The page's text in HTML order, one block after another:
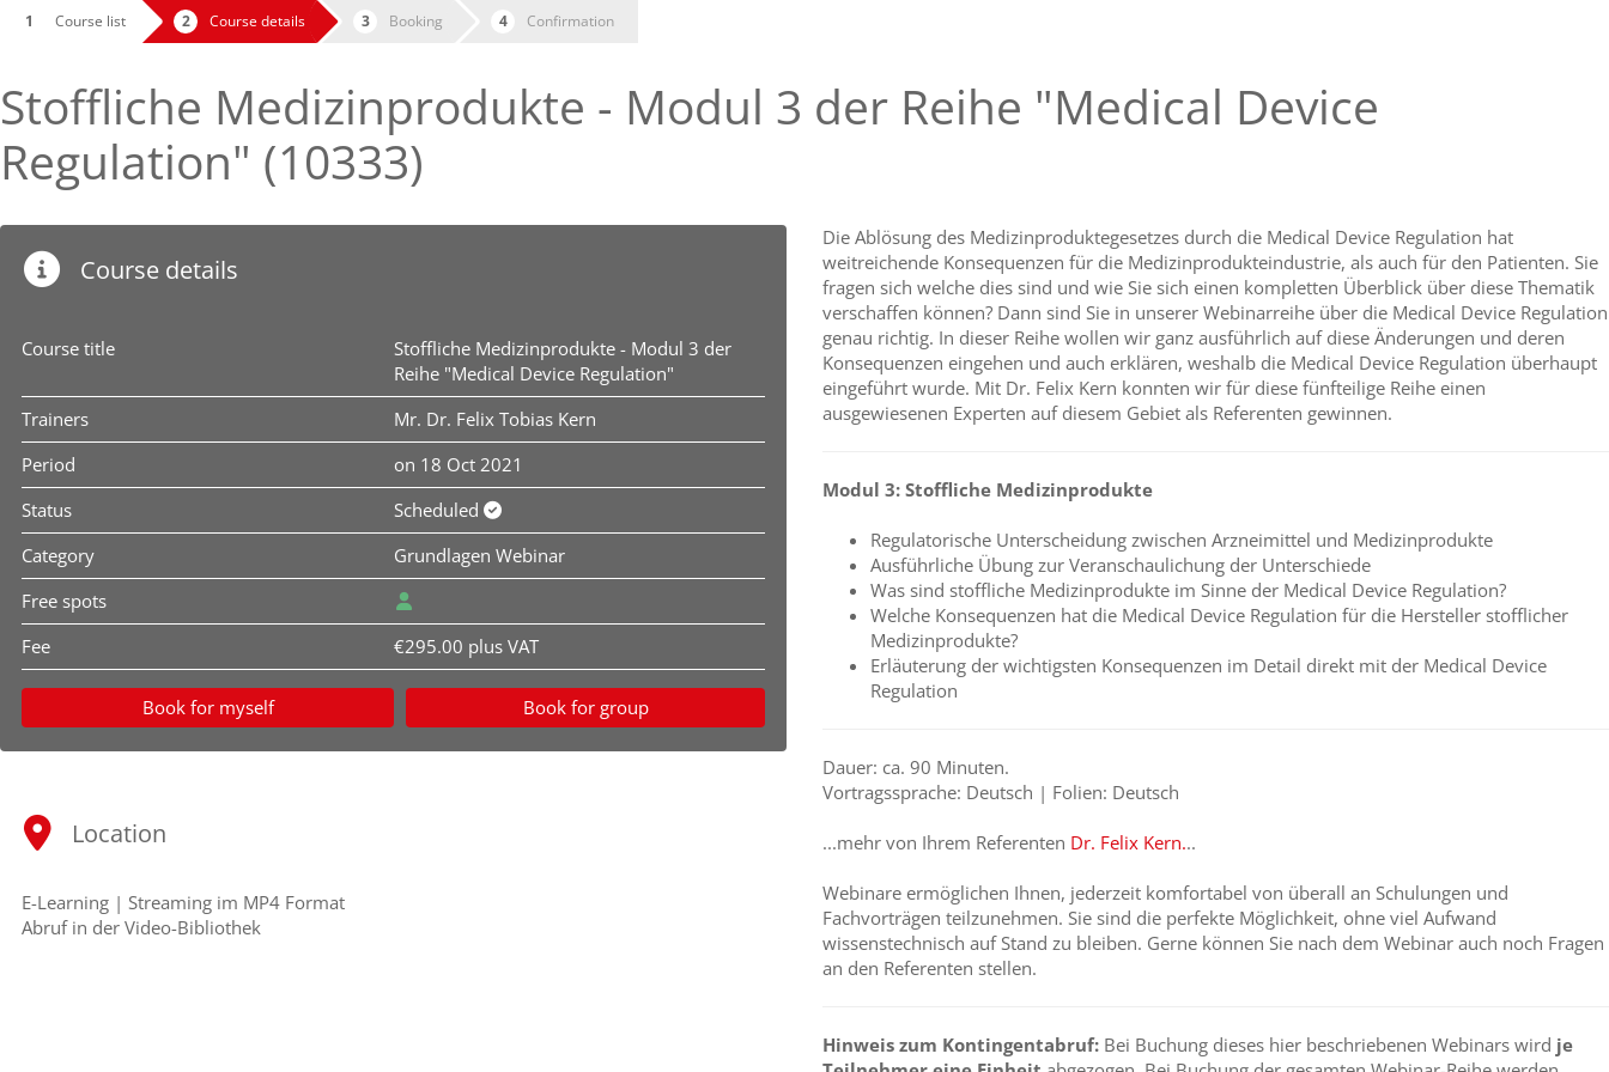
Course list Course details Booking Confirmation
Stoffliche Medizinprodukte - Modul 3 der Reihe "Medical Device
Regulation" (10333)
Course details
Course title
Stoffliche Medizinprodukte - Modul 3 der
Reihe "Medical Device Regulation"
Trainers
Mr. Dr. Felix Tobias Kern
Period
on 18 Oct 2021
Status
Scheduled
Category
Grundlagen Webinar
Free spots
Fee
€295.00 plus VAT
Book for myself Book for group
Die Ablösung des Medizinproduktegesetzes durch die Medical Device Regulation hat
weitreichende Konsequenzen für die Medizinprodukteindustrie, als auch für den Patienten. Sie
fragen sich welche dies sind und wie Sie sich einen kompletten Überblick über diese Thematik
verschaffen können? Dann sind Sie in unserer Webinarreihe über die Medical Device Regulation
genau richtig. In dieser Reihe wollen wir ganz ausführlich auf diese Änderungen und deren
Konsequenzen eingehen und auch erklären, weshalb die Medical Device Regulation überhaupt
eingeführt wurde. Mit Dr. Felix Kern konnten wir für diese fünfteilige Reihe einen
ausgewiesenen Experten auf diesem Gebiet als Referenten gewinnen.
Modul 3: Stoffliche Medizinprodukte
Regulatorische Unterscheidung zwischen Arzneimittel und Medizinprodukte
Ausführliche Übung zur Veranschaulichung der Unterschiede
Was sind stoffliche Medizinprodukte im Sinne der Medical Device Regulation?
Welche Konsequenzen hat die Medical Device Regulation für die Hersteller stofflicher
Medizinprodukte?
Erläuterung der wichtigsten Konsequenzen im Detail direkt mit der Medical Device
Regulation
Dauer: ca. 90 Minuten.
Vortragssprache: Deutsch | Folien: Deutsch
...mehr von Ihrem Referenten Dr. Felix Kern...
Webinare ermöglichen Ihnen, jederzeit komfortabel von überall an Schulungen und
Fachvorträgen teilzunehmen. Sie sind die perfekte Möglichkeit, ohne viel Aufwand
wissenstechnisch auf Stand zu bleiben. Gerne können Sie nach dem Webinar auch noch Fragen
an den Referenten stellen.
Hinweis zum Kontingentabruf: Bei Buchung dieses hier beschriebenen Webinars wird je
Location
E-Learning | Streaming im MP4 Format
Abruf in der Video-Bibliothek